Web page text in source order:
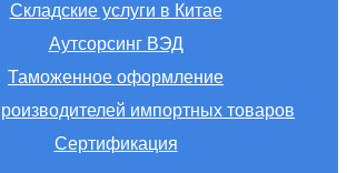
Складские услуги в Китае
Аутсорсинг ВЭД
Таможенное оформление
импортных товаров
Сертификация